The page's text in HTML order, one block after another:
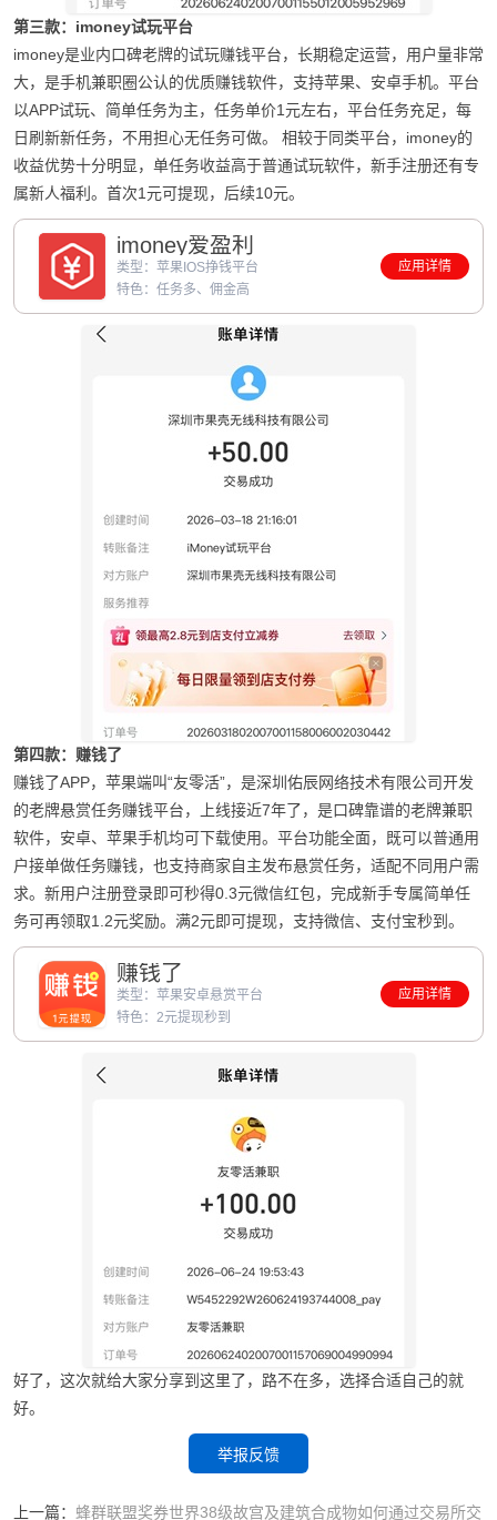
第三款：imoney试玩平台
imoney是业内口碑老牌的试玩赚钱平台，长期稳定运营，用户量非常
大，是手机兼职圈公认的优质赚钱软件，支持苹果、安卓手机。平台
以APP试玩、简单任务为主，任务单价1元左右，平台任务充足，每
日刷新新任务，不用担心无任务可做。 相较于同类平台，imoney的
收益优势十分明显，单任务收益高于普通试玩软件，新手注册还有专
属新人福利。首次1元可提现，后续10元。
imoney爱盈利
类型：苹果IOS挣钱平台
特色：任务多、佣金高
应用详情
第四款：赚钱了
赚钱了APP，苹果端叫“友零活”，是深圳佑辰网络技术有限公司开发
的老牌悬赏任务赚钱平台，上线接近7年了，是口碑靠谱的老牌兼职
软件，安卓、苹果手机均可下载使用。平台功能全面，既可以普通用
户接单做任务赚钱，也支持商家自主发布悬赏任务，适配不同用户需
求。新用户注册登录即可秒得0.3元微信红包，完成新手专属简单任
务可再领取1.2元奖励。满2元即可提现，支持微信、支付宝秒到。
赚钱了
类型：苹果安卓悬赏平台
特色：2元提现秒到
应用详情
好了，这次就给大家分享到这里了，路不在多，选择合适自己的就
好。
举报反馈
上一篇： 蜂群联盟奖券世界38级故宫及建筑合成物如何通过交易所交